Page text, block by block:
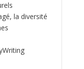
la diversité